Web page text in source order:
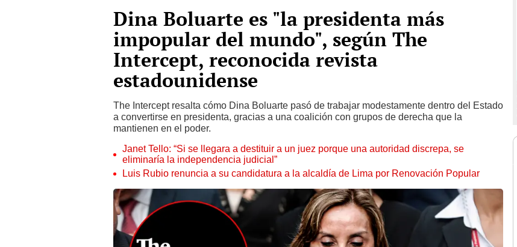
Dina Boluarte es "la presidenta más
impopular del mundo", según The
Intercept, reconocida revista
estadounidense
The Intercept resalta cómo Dina Boluarte pasó de trabajar modestamente dentro del Estado
a convertirse en presidenta, gracias a una coalición con grupos de derecha que la
mantienen en el poder.
Janet Tello: “Si se llegara a destituir a un juez porque una autoridad discrepa, se
eliminaría la independencia judicial”
Luis Rubio renuncia a su candidatura a la alcaldía de Lima por Renovación Popular